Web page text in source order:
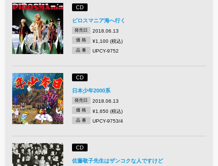
CD
ピロスマニア海へ行く
発売日 2018.06.13
価 格 ¥1,100 (税込)
品 番 UPCY-9752
CD
日本少年2000系
発売日 2018.06.13
価 格 ¥1,650 (税込)
品 番 UPCY-9753/4
CD
佐藤敬子先生はザンコクな人ですけど